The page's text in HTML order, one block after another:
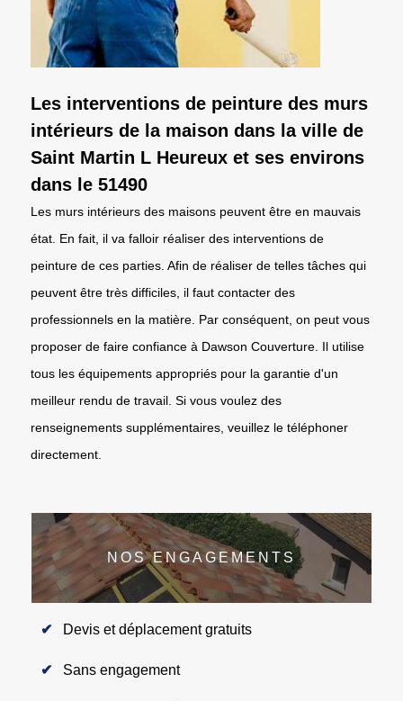
Les interventions de peinture des murs
intérieurs de la maison dans la ville de
Saint Martin L Heureux et ses environs
dans le 51490
Les murs intérieurs des maisons peuvent être en mauvais
état. En fait, il va falloir réaliser des interventions de
peinture de ces parties. Afin de réaliser de telles tâches qui
peuvent être très difficiles, il faut contacter des
professionnels en la matière. Par conséquent, on peut vous
proposer de faire confiance à Dawson Couverture. Il utilise
tous les équipements appropriés pour la garantie d'un
meilleur rendu de travail. Si vous voulez des
renseignements supplémentaires, veuillez le téléphoner
directement.
NOS ENGAGEMENTS
Devis et déplacement gratuits
Sans engagement